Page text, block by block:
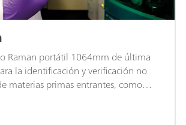
Raman portátil 1064mm de última
la identificación y verificación no
materias primas entrantes, como